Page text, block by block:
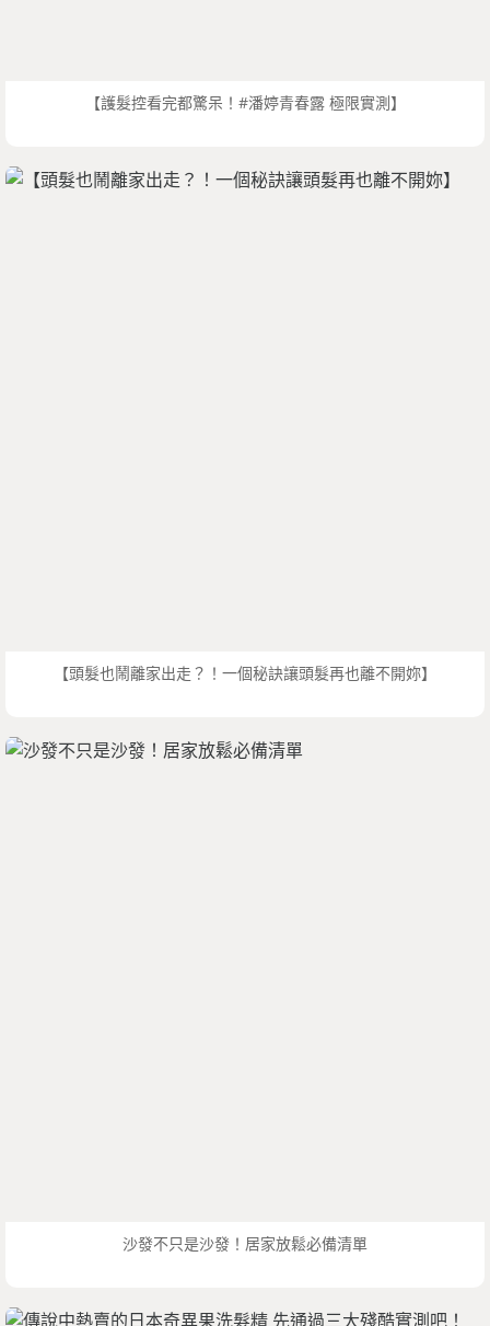
【護髮控看完都驚呆！#潘婷青春露 極限實測】
【頭髮也鬧離家出走？！一個秘訣讓頭髮再也離不開妳】
沙發不只是沙發！居家放鬆必備清單